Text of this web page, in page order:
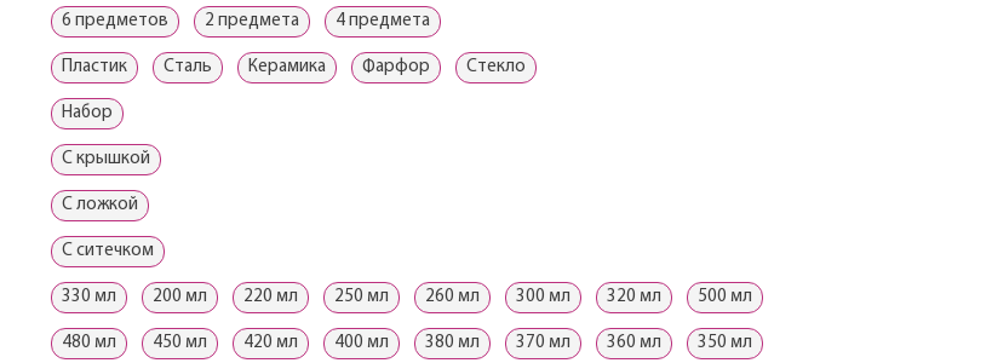
6 предметов 2 предмета 4 предмета
Пластик Сталь Керамика Фарфор Стекло
Набор
С крышкой
С ложкой
С ситечком
330 мл 200 мл 220 мл 250 мл 260 мл 300 мл 320 мл 500 мл
480 мл 450 мл 420 мл 400 мл 380 мл 370 мл 360 мл 350 мл